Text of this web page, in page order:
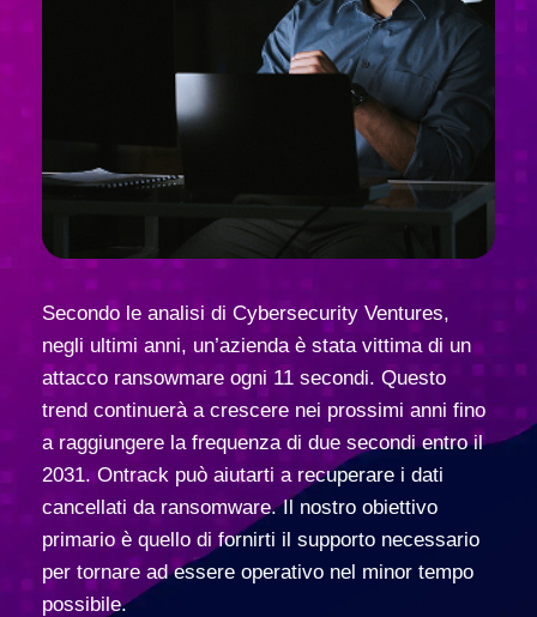
Secondo le analisi di Cybersecurity Ventures,
negli ultimi anni, un’azienda è stata vittima di un
attacco ransowmare ogni 11 secondi. Questo
trend continuerà a crescere nei prossimi anni fino
a raggiungere la frequenza di due secondi entro il
2031. Ontrack può aiutarti a recuperare i dati
cancellati da ransomware. Il nostro obiettivo
primario è quello di fornirti il supporto necessario
per tornare ad essere operativo nel minor tempo
possibile.